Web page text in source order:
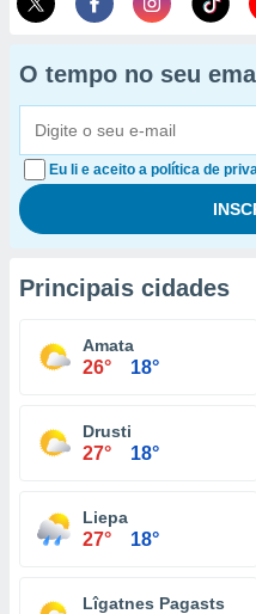
O tempo no seu
Eu li e aceito a política de
Principais cidades
Amata
26° 18°
Drusti
27° 18°
Liepa
27° 18°
Lîgatnes Pagasts